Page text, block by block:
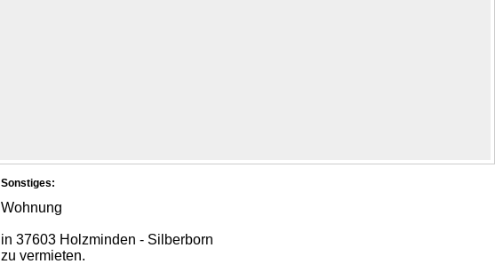
Sonstiges:
Wohnung
in 37603 Holzminden - Silberborn
zu vermieten.